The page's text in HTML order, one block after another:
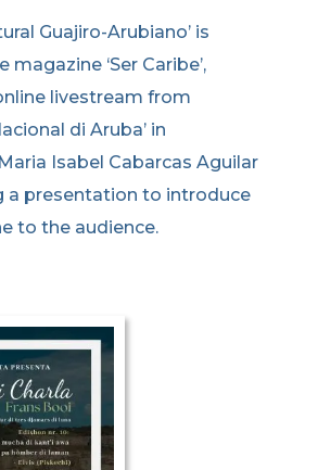
Guajiro-Arubiano’ is
magazine ‘Ser Caribe’,
livestream from
di Aruba’ in
Isabel Cabarcas Aguilar
a presentation to introduce
to the audience.